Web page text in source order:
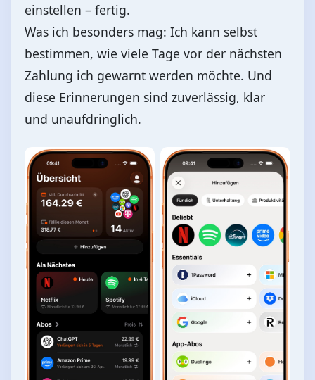
einstellen – fertig.
Was ich besonders mag: Ich kann selbst
bestimmen, wie viele Tage vor der nächsten
Zahlung ich gewarnt werden möchte. Und
diese Erinnerungen sind zuverlässig, klar
und unaufdringlich.